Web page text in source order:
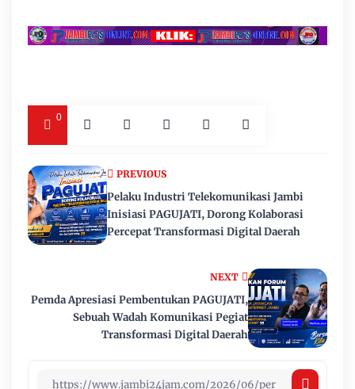
0
NEXT
Pemda Apresiasi Pembentukan PAGUJATI,
Sebuah Wadah Komunikasi Pegiat
Transformasi Digital Daerah
PREVIOUS
Pelaku Industri Telekomunikasi Jambi
Inisiasi PAGUJATI, Dorong Kolaborasi
Percepat Transformasi Digital Daerah